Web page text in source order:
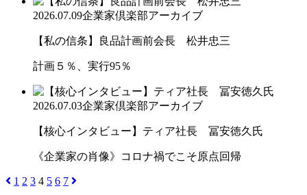
2026.07.09企業家倶楽部アーカイブ
【私の信条】良品計画前会長 松井忠三
計画５％、実行95％
2026.07.03企業家倶楽部アーカイブ
【核心インタビュー】ティア社長 冨安徳久氏
《企業家の肖像》コロナ禍でこそ原点回帰
1 2 3 4 5 6 7